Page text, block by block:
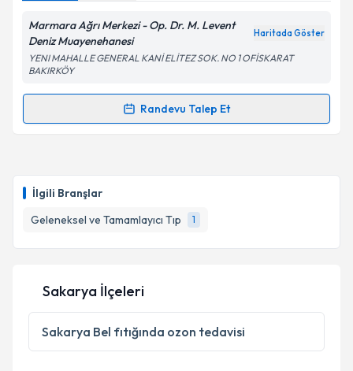
İlgili Branşlar
Geleneksel ve Tamamlayıcı Tıp
1
Takvim Talebini Gönder
Marmara Ağrı Merkezi - Op. Dr. M. Levent
Deniz Muayenehanesi
Haritada Göster
YENI MAHALLE GENERAL KANİ ELİTEZ SOK. NO 1 OFİSKARAT
BAKIRKÖY
Randevu Talep Et
Randevu Takvimi Talebi
için bir takvim hazırlandığında e-posta ile
bilgilendireceğiz.
E-posta Adresiniz
Kişisel verilerimin işlenmesine ilişkin
Metni'ni okudum ve kişisel verilerimin belirtilen
Sakarya İlçeleri
Sakarya Bel fıtığında ozon tedavisi